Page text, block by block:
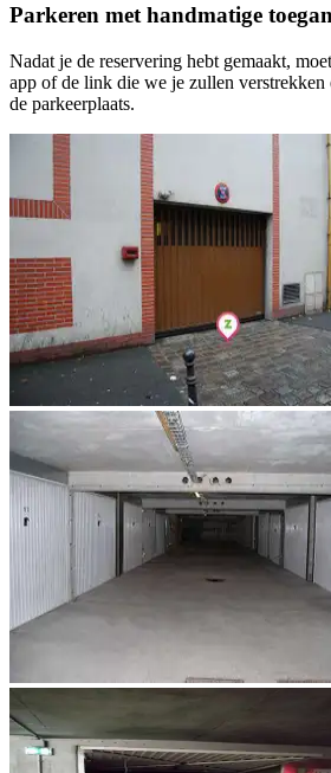
Parkeren met handmatige
Nadat je de reservering hebt gemaakt,
app of de link die we je zullen
de parkeerplaats.